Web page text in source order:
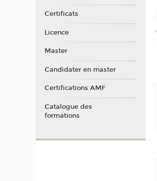
Certificats
Licence
Master
Candidater en master
Certifications AMF
Catalogue des
formations